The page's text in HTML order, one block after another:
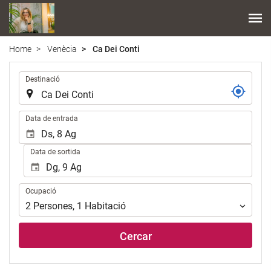
Home Venècia Ca Dei Conti
Destinació
Data de entrada
Data de sortida
Ocupació
Ocupació
2 Persones, 1 Habitació
Cercar